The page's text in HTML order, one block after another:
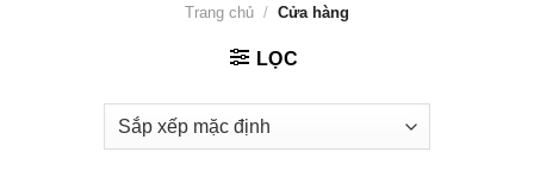
Trang chủ / Cửa hàng
LỌC